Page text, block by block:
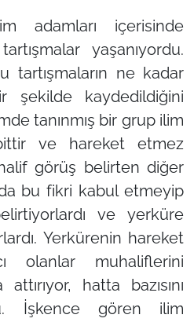
adamları içerisinde
yaşanıyordu.
tartışmaların ne kadar
kaydedildiğini
tanınmış bir grup ilim
ve hareket etmez
görüş belirten diğer
bu fikri kabul etmeyip
ve yerküre
Yerkürenin hareket
olanlar muhaliflerini
hatta bazısını
İşkence gören ilim